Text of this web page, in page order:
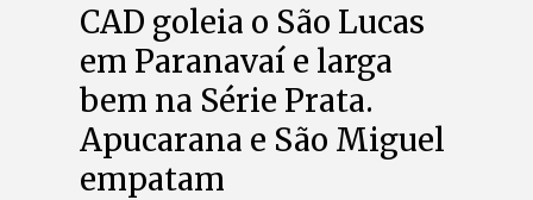
CAD goleia o São Lucas
em Paranavaí e larga
bem na Série Prata.
Apucarana e São Miguel
empatam